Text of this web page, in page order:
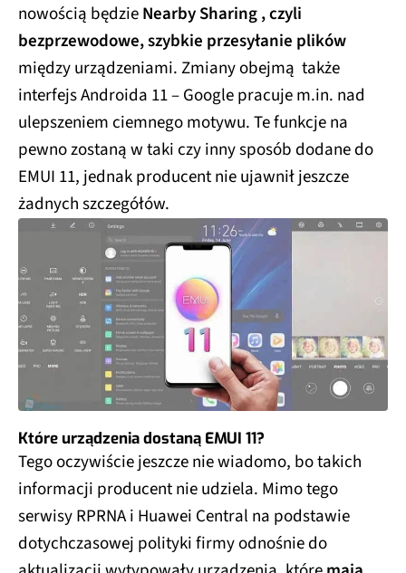
nowością będzieNearby Sharing , czyli
bezprzewodowe, szybkie przesyłanie plików
między urządzeniami. Zmiany obejmą także
interfejs Androida 11 – Google pracuje m.in. nad
ulepszeniem ciemnego motywu. Te funkcje na
pewno zostaną w taki czy inny sposób dodane do
EMUI 11, jednak producent nie ujawnił jeszcze
żadnych szczegółów.
Które urządzenia dostaną EMUI 11?
Tego oczywiście jeszcze nie wiadomo, bo takich
informacji producent nie udziela. Mimo tego
serwisy RPRNA i Huawei Central na podstawie
dotychczasowej polityki firmy odnośnie do